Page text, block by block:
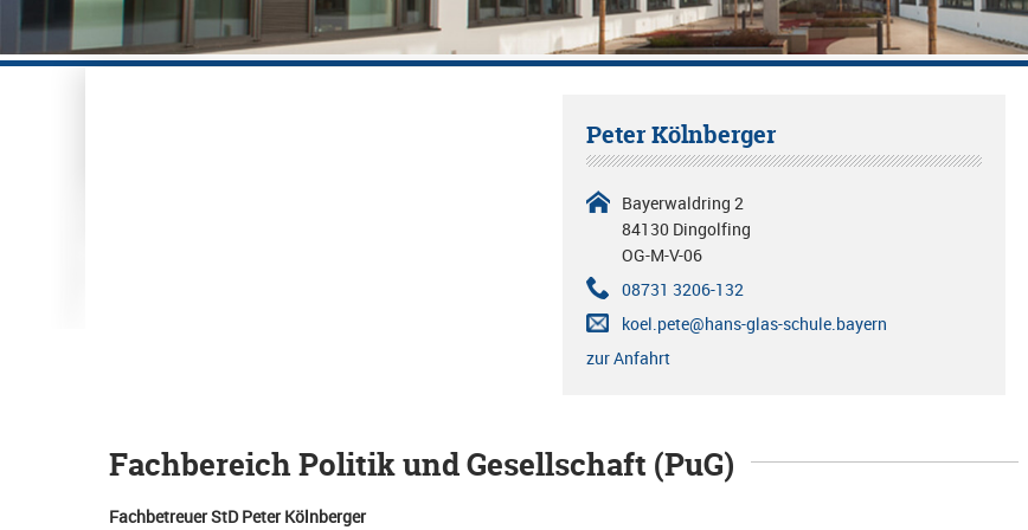
Peter Kölnberger
Bayerwaldring 2
84130 Dingolfing
OG-M-V-06
08731 3206-132
koel.pete@hans-glas-schule.bayern
zur Anfahrt
Fachbereich Politik und Gesellschaft (PuG)
Fachbetreuer StD Peter Kölnberger